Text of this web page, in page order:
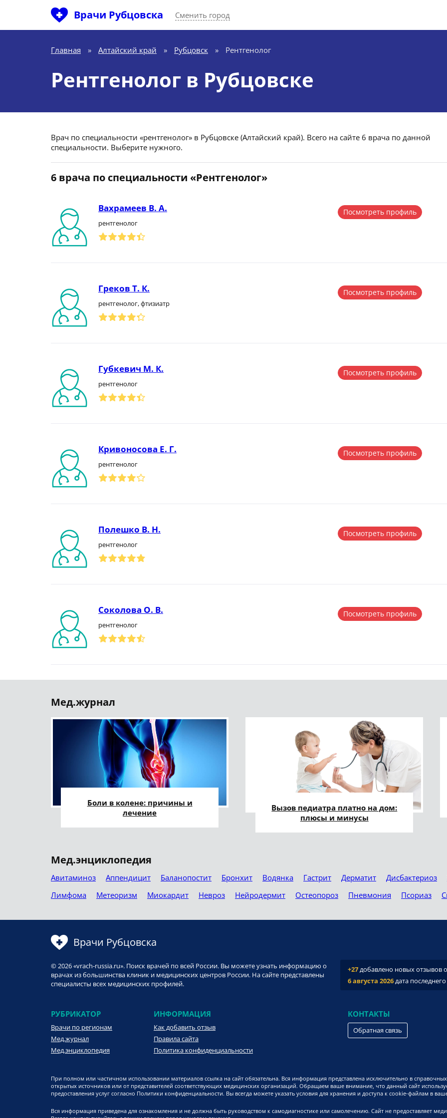
Врачи Рубцовска Сменить город
Главная » Алтайский край » Рубцовск » Рентгенолог
Рентгенолог в Рубцовске
Врач по специальности «рентгенолог» в Рубцовске (Алтайский край). Всего на сайте 6 врача по данной
специальности. Выберите нужного.
6 врача по специальности «Рентгенолог»
Вахрамеев В. А.
рентгенолог
Посмотреть профиль
Греков Т. К.
рентгенолог, фтизиатр
Посмотреть профиль
Губкевич М. К.
рентгенолог
Посмотреть профиль
Кривоносова Е. Г.
рентгенолог
Посмотреть профиль
Полешко В. Н.
рентгенолог
Посмотреть профиль
Соколова О. В.
рентгенолог
Посмотреть профиль
Мед.журнал
Боли в колене: причины и
лечение
Вызов педиатра платно на дом:
плюсы и минусы
Мед.энциклопедия
Авитаминоз Аппендицит Баланопостит Бронхит Водянка Гастрит Дерматит Дисбактериоз
Лимфома
Метеоризм Миокардит Невроз Нейродермит Остеопороз Пневмония Псориаз
Врачи Рубцовска
© 2026 «vrach-russia.ru». Поиск врачей по всей России. Вы можете узнать информацию о
врачах из большинства клиник и медицинских центров России. На сайте представлены
специалисты всех медицинских профилей.
+27добавлено новых отзывов
6 августа 2026дата
РУБРИКАТОР
Врачи по регионам
Мед.журнал
Мед.энциклопедия
ИНФОРМАЦИЯ
Как добавить отзыв
Правила сайта
Политика конфиденциальности
КОНТАКТЫ
Обратная связь
При полном или частичном использовании материалов ссылка на сайт обязательна. Вся информация представлена исключительно в
открытых источников или от представителей соответствующих медицинских организаций. Обращаем ваше внимание, что данный сайт
предоставления услуг согласно Политики конфиденциальности. Вы всегда можете указать условия для хранения и доступа к cookie-файлам в
Вся информация приведена для ознакомления и не должна быть руководством к самодиагностике или самолечению. Сайт не предоставляет